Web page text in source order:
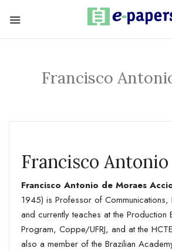
Francisco
Francisco
Francisco Antonio de Moraes
1945) is Professor of Communications,
and currently teaches at the Production
Program, Coppe/UFRJ, and at the
also a member of the Brazilian